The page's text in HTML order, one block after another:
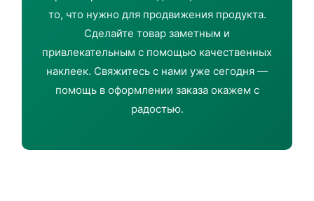
то, что нужно для продвижения продукта.
Сделайте товар заметным и
привлекательным с помощью качественных
наклеек. Свяжитесь с нами уже сегодня —
помощь в оформлении заказа окажем с
радостью.